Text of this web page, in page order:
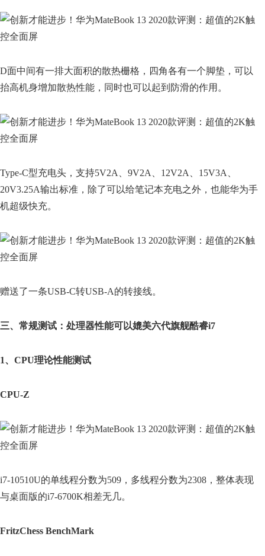
D面中间有一排大面积的散热栅格，四角各有一个脚垫，可以
抬高机身增加散热性能，同时也可以起到防滑的作用。
Type-C型充电头，支持5V2A、9V2A、12V2A、15V3A、
20V3.25A输出标准，除了可以给笔记本充电之外，也能华为手
机超级快充。
赠送了一条USB-C转USB-A的转接线。
三、常规测试：处理器性能可以媲美六代旗舰酷睿i7
1、CPU理论性能测试
CPU-Z
i7-10510U的单线程分数为509，多线程分数为2308，整体表现
与桌面版的i7-6700K相差无几。
FritzChess BenchMark